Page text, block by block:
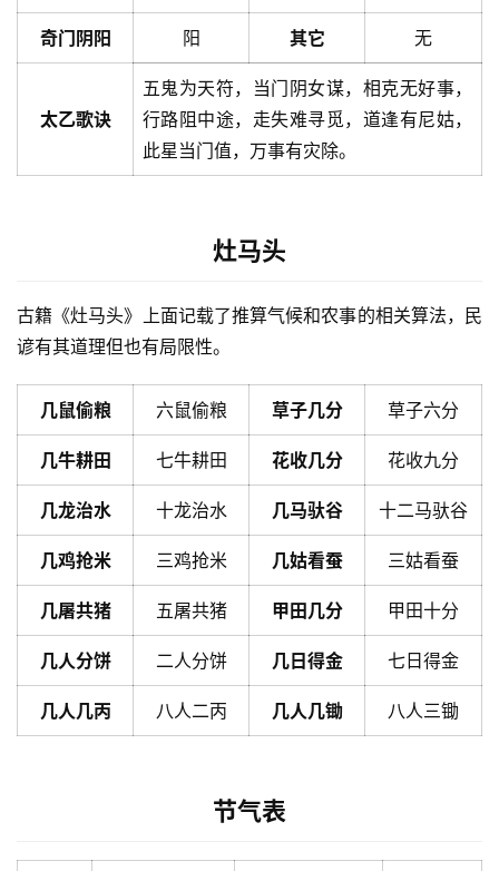
奇门阴阳 阳 其它 无
太乙歌诀
五鬼为天符，当门阴女谋，相克无好事，
行路阻中途，走失难寻觅，道逢有尼姑，
此星当门值，万事有灾除。
灶马头
古籍《灶马头》上面记载了推算气候和农事的相关算法，民
谚有其道理但也有局限性。
几鼠偷粮 六鼠偷粮 草子几分 草子六分
几牛耕田 七牛耕田 花收几分 花收九分
几龙治水 十龙治水 几马驮谷 十二马驮谷
几鸡抢米 三鸡抢米 几姑看蚕 三姑看蚕
几屠共猪 五屠共猪 甲田几分 甲田十分
几人分饼 二人分饼 几日得金 七日得金
几人几丙 八人二丙 几人几锄 八人三锄
节气表